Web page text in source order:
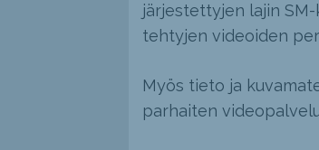
järjestettyjen lajin
tehtyjen videoiden
Myös tieto ja
parhaiten